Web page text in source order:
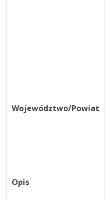
Województwo/Powiat
Opis